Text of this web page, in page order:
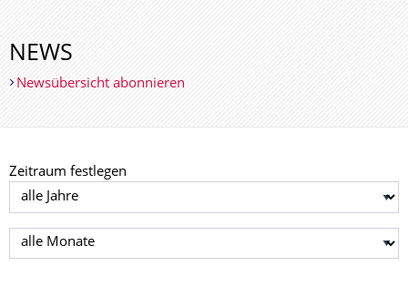
NEWS
Newsübersicht abonnieren
Zeitraum festlegen
Jahr auswählen
Monat auswählen